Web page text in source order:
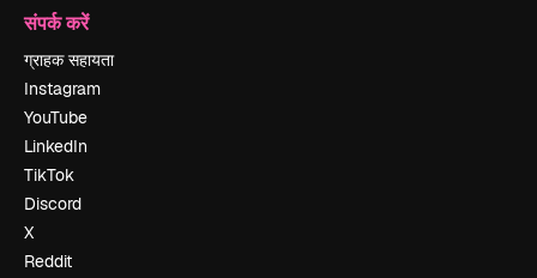
संपर्क करें
ग्राहक सहायता
Instagram
YouTube
LinkedIn
TikTok
Discord
X
Reddit